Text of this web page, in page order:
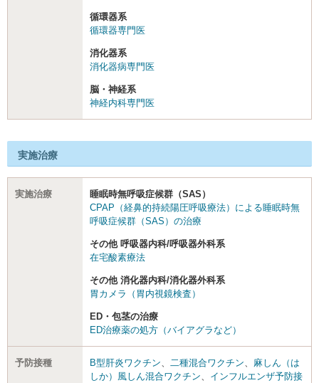
循環器系
循環器専門医
消化器系
消化器病専門医
脳・神経系
神経内科専門医
実施治療
実施治療
睡眠時無呼吸症候群（SAS）
CPAP（経鼻的持続陽圧呼吸療法）による睡眠時無
呼吸症候群（SAS）の治療
その他 呼吸器内科/呼吸器外科系
在宅酸素療法
その他 消化器内科/消化器外科系
胃カメラ（胃内視鏡検査）
ED・包茎の治療
ED治療薬の処方（バイアグラなど）
予防接種 B型肝炎ワクチン 二種混合ワクチン
麻しん（は
しか）風しん混合ワクチン
インフルエンザ予防接